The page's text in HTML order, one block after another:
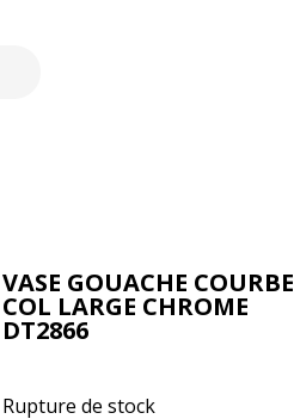
VASE GOUACHE COURBE
COL LARGE CHROME
DT2866
Rupture de stock